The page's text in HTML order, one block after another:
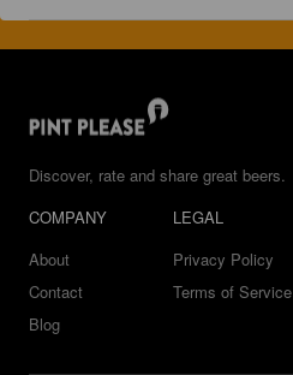
Discover, rate and share great beers.
COMPANY
About
Contact
Blog
LEGAL
Privacy Policy
Terms of Service